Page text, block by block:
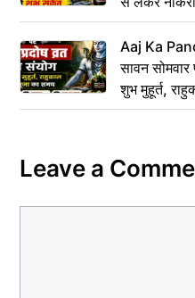
Aaj Ka
सावन
शुभ मुहूर्त,
Leave a